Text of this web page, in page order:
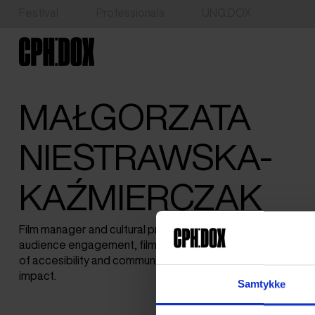
Samtykke
MAŁGORZATA
NIESTRAWSKA-
KAŹMIERCZAK
Film manager and cultural programmer at Kino Echo in
audience engagement, film education, and inclusive
of accesibility and community-based cultural initiatives
impact.